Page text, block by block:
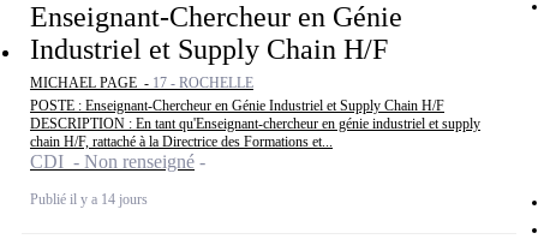
Enseignant-Chercheur en Génie
Industriel et Supply Chain H/F
MICHAEL PAGE - 17 - ROCHELLE
POSTE : Enseignant-Chercheur en Génie Industriel et Supply Chain H/F
DESCRIPTION : En tant qu'Enseignant-chercheur en génie industriel et supply
chain H/F, rattaché à la Directrice des Formations et...
CDI - Non renseigné
Publié il y a 14 jours